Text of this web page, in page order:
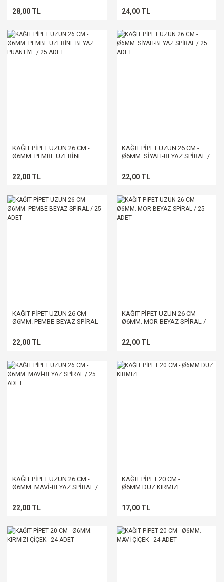
28,00 TL 24,00 TL
KAĞIT PİPET UZUN 26 CM -
Ø6MM. PEMBE ÜZERİNE
22,00 TL
KAĞIT PİPET UZUN 26 CM -
Ø6MM. SİYAH-BEYAZ SPİRAL /
22,00 TL
KAĞIT PİPET UZUN 26 CM -
Ø6MM. PEMBE-BEYAZ SPİRAL
22,00 TL
KAĞIT PİPET UZUN 26 CM -
Ø6MM. MOR-BEYAZ SPİRAL /
22,00 TL
KAĞIT PİPET UZUN 26 CM -
Ø6MM. MAVİ-BEYAZ SPİRAL /
22,00 TL
KAĞIT PİPET 20 CM -
Ø6MM.DÜZ KIRMIZI
17,00 TL